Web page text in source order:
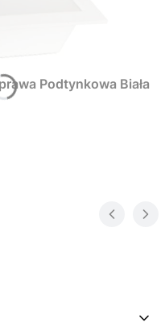
Podtynkowa Biała